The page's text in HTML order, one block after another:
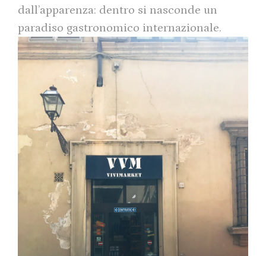
dall’apparenza: dentro si nasconde un
paradiso gastronomico internazionale.